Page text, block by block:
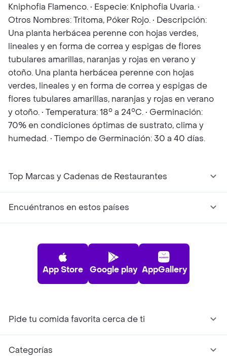
Kniphofia Flamenco. • Especie: Kniphofia Uvaria. •
Otros Nombres: Tritoma, Póker Rojo. • Descripción:
Una planta herbácea perenne con hojas verdes,
lineales y en forma de correa y espigas de flores
tubulares amarillas, naranjas y rojas en verano y
otoño. Una planta herbácea perenne con hojas
verdes, lineales y en forma de correa y espigas de
flores tubulares amarillas, naranjas y rojas en verano
y otoño. • Temperatura: 18° a 24°C. • Germinación:
70% en condiciones óptimas de sustrato, clima y
humedad. • Tiempo de Germinación: 30 a 40 días.
Top Marcas y Cadenas de Restaurantes
Encuéntranos en estos países
App Store Google play AppGallery
Pide tu comida favorita cerca de ti
Categorías